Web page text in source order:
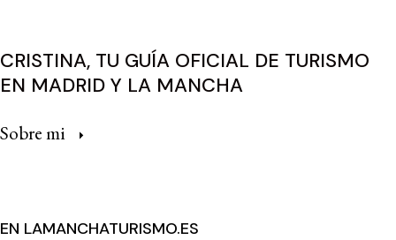
CRISTINA, TU GUÍA OFICIAL DE TURISMO
EN MADRID Y LA MANCHA
Sobre mi
EN LAMANCHATURISMO.ES